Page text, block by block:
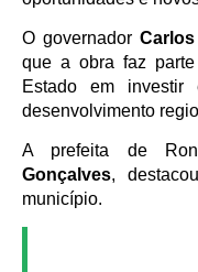
O governador
que a obra faz
Estado em investir
desenvolvimento
A prefeita de
Gonçalves,
município.